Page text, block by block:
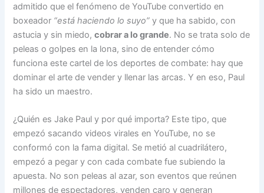
admitido que el fenómeno de YouTube convertido en
boxeador “está haciendo lo suyo” y que ha sabido, con
astucia y sin miedo,cobrar a lo grande. No se trata solo de
peleas o golpes en la lona, sino de entender cómo
funciona este cartel de los deportes de combate: hay que
dominar el arte de vender y llenar las arcas. Y en eso, Paul
ha sido un maestro.
¿Quién es Jake Paul y por qué importa? Este tipo, que
empezó sacando videos virales en YouTube, no se
conformó con la fama digital. Se metió al cuadrilátero,
empezó a pegar y con cada combate fue subiendo la
apuesta. No son peleas al azar, son eventos que reúnen
millones de espectadores, venden caro y generan